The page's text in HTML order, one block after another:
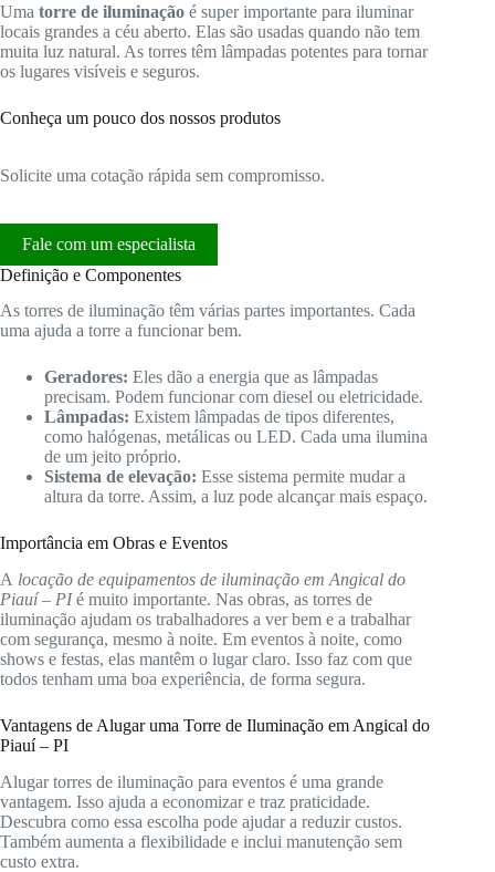
Uma torre de iluminação é super importante para iluminar
locais grandes a céu aberto. Elas são usadas quando não tem
muita luz natural. As torres têm lâmpadas potentes para tornar
os lugares visíveis e seguros.
Conheça um pouco dos nossos produtos
Solicite uma cotação rápida sem compromisso.
Fale com um especialista
Definição e Componentes
As torres de iluminação têm várias partes importantes. Cada
uma ajuda a torre a funcionar bem.
Geradores: Eles dão a energia que as lâmpadas
precisam. Podem funcionar com diesel ou eletricidade.
Lâmpadas: Existem lâmpadas de tipos diferentes,
como halógenas, metálicas ou LED. Cada uma ilumina
de um jeito próprio.
Sistema de elevação: Esse sistema permite mudar a
altura da torre. Assim, a luz pode alcançar mais espaço.
Importância em Obras e Eventos
A locação de equipamentos de iluminação em Angical do
Piauí – PIé muito importante. Nas obras, as torres de
iluminação ajudam os trabalhadores a ver bem e a trabalhar
com segurança, mesmo à noite. Em eventos à noite, como
shows e festas, elas mantêm o lugar claro. Isso faz com que
todos tenham uma boa experiência, de forma segura.
Vantagens de Alugar uma Torre de Iluminação em Angical do
Piauí – PI
Alugar torres de iluminação para eventos é uma grande
vantagem. Isso ajuda a economizar e traz praticidade.
Descubra como essa escolha pode ajudar a reduzir custos.
Também aumenta a flexibilidade e inclui manutenção sem
custo extra.